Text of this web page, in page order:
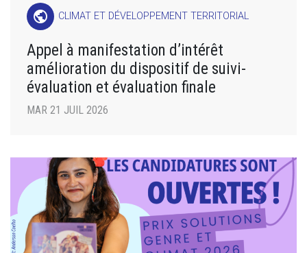
public CLIMAT ET DÉVELOPPEMENT TERRITORIAL
Appel à manifestation d’intérêt
amélioration du dispositif de suivi-
évaluation et évaluation finale
MAR 21 JUIL 2026